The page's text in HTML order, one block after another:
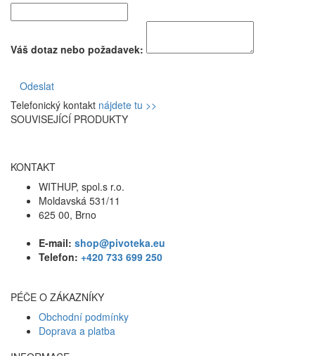
Váš dotaz nebo požadavek:
Odeslat
Telefonický kontakt nájdete tu >>
SOUVISEJÍCÍ PRODUKTY
KONTAKT
WITHUP, spol.s r.o.
Moldavská 531/11
625 00, Brno
E-mail: shop@pivoteka.eu
Telefon: +420 733 699 250
PÉČE O ZÁKAZNÍKY
Obchodní podmínky
Doprava a platba